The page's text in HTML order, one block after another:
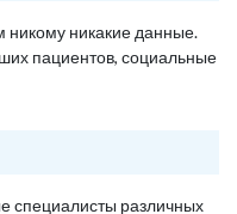
никому никакие данные.
пациентов, социальные
специалисты различных